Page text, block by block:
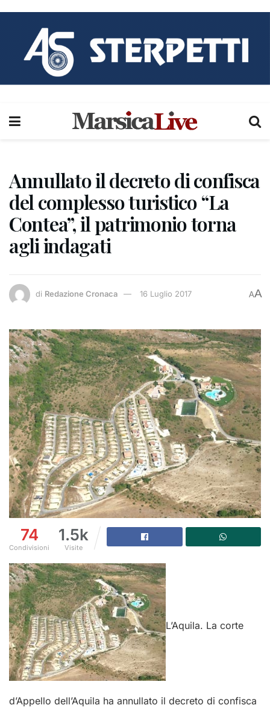
Annullato il decreto di confisca
del complesso turistico “La
Contea”, il patrimonio torna
agli indagati
di Redazione Cronaca 16 Luglio 2017 AA
74
Condivisioni
1.5k
Visite
L’Aquila. La corte
d’Appello dell’Aquila ha annullato il decreto di confisca